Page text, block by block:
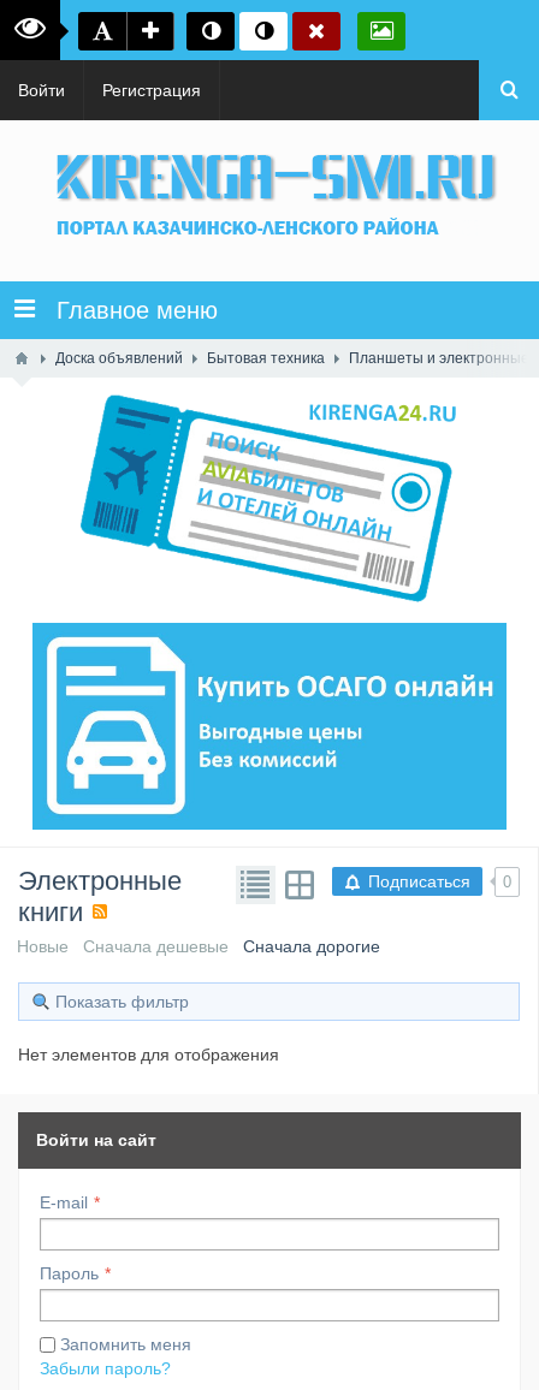
Войти Регистрация
Главное меню
Доска объявлений Бытовая техника Планшеты и электронные
Подписаться 0
Электронные
книги
Новые Сначала дешевые Сначала дорогие
Показать фильтр
Нет элементов для отображения
Войти на сайт
E-mail
Пароль
Запомнить меня
Забыли пароль?